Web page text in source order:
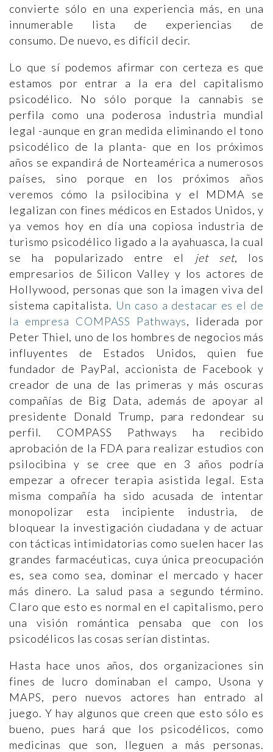
convierte sólo en una experiencia más, en una
innumerable lista de experiencias de
consumo. De nuevo, es difícil decir.
Lo que sí podemos afirmar con certeza es que
estamos por entrar a la era del capitalismo
psicodélico. No sólo porque la cannabis se
perfila como una poderosa industria mundial
legal -aunque en gran medida eliminando el tono
psicodélico de la planta- que en los próximos
años se expandirá de Norteamérica a numerosos
países, sino porque en los próximos años
veremos cómo la psilocibina y el MDMA se
legalizan con fines médicos en Estados Unidos, y
ya vemos hoy en día una copiosa industria de
turismo psicodélico ligado a la ayahuasca, la cual
se ha popularizado entre el
jet set, los
empresarios de Silicon Valley y los actores de
Hollywood, personas que son la imagen viva del
sistema capitalista. Un caso a destacar es el de
la empresa COMPASS Pathways, liderada por
Peter Thiel, uno de los hombres de negocios más
influyentes de Estados Unidos, quien fue
fundador de PayPal, accionista de Facebook y
creador de una de las primeras y más oscuras
compañías de Big Data, además de apoyar al
presidente Donald Trump, para redondear su
perfil. COMPASS Pathways ha recibido
aprobación de la FDA para realizar estudios con
psilocibina y se cree que en 3 años podría
empezar a ofrecer terapia asistida legal. Esta
misma compañía ha sido acusada de intentar
monopolizar esta incipiente industria, de
bloquear la investigación ciudadana y de actuar
con tácticas intimidatorias como suelen hacer las
grandes farmacéuticas, cuya única preocupación
es, sea como sea, dominar el mercado y hacer
más dinero. La salud pasa a segundo término.
Claro que esto es normal en el capitalismo, pero
una visión romántica pensaba que con los
psicodélicos las cosas serían distintas.
Hasta hace unos años, dos organizaciones sin
fines de lucro dominaban el campo, Usona y
MAPS, pero nuevos actores han entrado al
juego. Y hay algunos que creen que esto sólo es
bueno, pues hará que los psicodélicos, como
medicinas que son, lleguen a más personas.